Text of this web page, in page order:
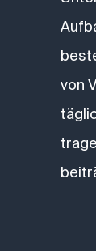
von